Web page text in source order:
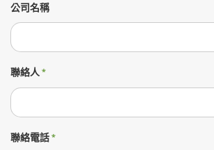
公司名稱
聯絡人
聯絡電話